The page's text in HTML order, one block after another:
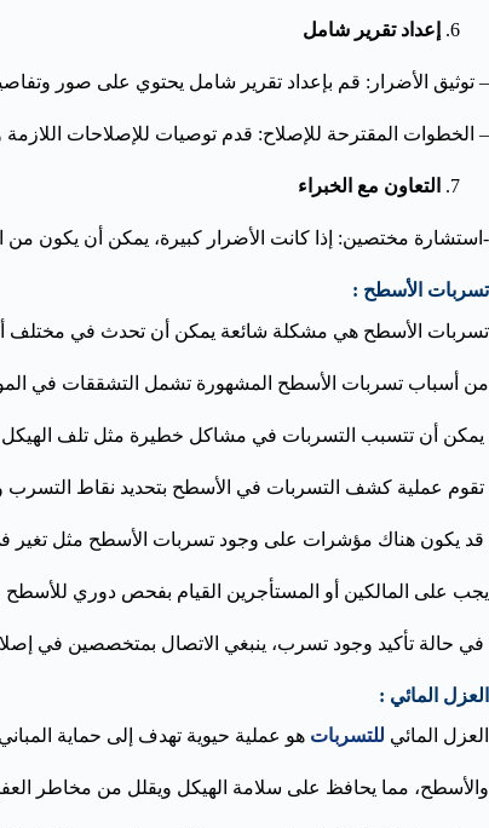
إعداد تقرير شامل
– توثيق الأضرار: قم بإعداد تقرير شامل يحتوي على صور
– الخطوات المقترحة للإصلاح: قدم توصيات للإصلاحات
التعاون مع الخبراء
-استشارة مختصين: إذا كانت الأضرار كبيرة، يمكن أن يكون
تسربات الأسطح :
تسربات الأسطح هي مشكلة شائعة يمكن أن تحدث في مختلف
من أسباب تسربات الأسطح المشهورة تشمل التشققات في
يمكن أن تتسبب التسربات في مشاكل خطيرة مثل تلف الهيكل
تقوم عملية كشف التسربات في الأسطح بتحديد نقاط التسرب
قد يكون هناك مؤشرات على وجود تسربات الأسطح مثل تغير
يجب على المالكين أو المستأجرين القيام بفحص دوري
في حالة تأكيد وجود تسرب، ينبغي الاتصال بمتخصصين في
العزل المائي :
العزل المائي للتسربات هو عملية حيوية تهدف إلى حماية
والأسطح، مما يحافظ على سلامة الهيكل ويقلل من مخاطر